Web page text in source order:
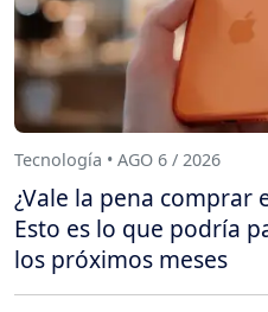
Tecnología • AGO 6 / 2026
¿Vale la pena comprar
Esto es lo que podría
los próximos meses